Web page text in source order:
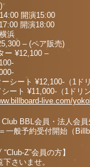
開演15:00
開演18:00
浜
– (ペア販売)
¥12,100 –
ト ¥12,100-（1ドリ
¥11,000-（1ドリン
live.com/
BBL会員・法人会員
一般予約受付開始（
Z”会員の方】
さいませ。